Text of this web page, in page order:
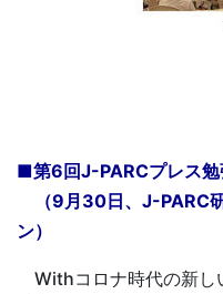
■第6回J-PARCプレス勉
（9月30日、J-PARC
ン）
Withコロナ時代の新し